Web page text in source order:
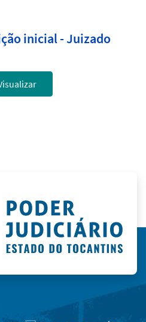
inicial - Juizado